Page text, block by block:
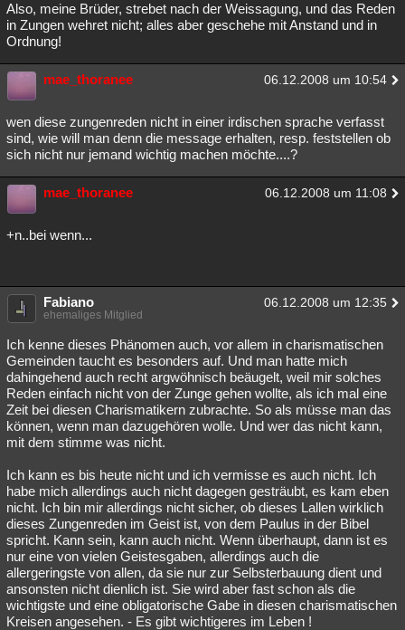
Also, meine Brüder, strebet nach der Weissagung, und das Reden
in Zungen wehret nicht; alles aber geschehe mit Anstand und in
Ordnung!
mae_thoranee 06.12.2008 um 10:54
wen diese zungenreden nicht in einer irdischen sprache verfasst
sind, wie will man denn die message erhalten, resp. feststellen ob
sich nicht nur jemand wichtig machen möchte....?
mae_thoranee 06.12.2008 um 11:08
+n..bei wenn...
Fabiano 06.12.2008 um 12:35
ehemaliges Mitglied
Ich kenne dieses Phänomen auch, vor allem in charismatischen
Gemeinden taucht es besonders auf. Und man hatte mich
dahingehend auch recht argwöhnisch beäugelt, weil mir solches
Reden einfach nicht von der Zunge gehen wollte, als ich mal eine
Zeit bei diesen Charismatikern zubrachte. So als müsse man das
können, wenn man dazugehören wolle. Und wer das nicht kann,
mit dem stimme was nicht.
Ich kann es bis heute nicht und ich vermisse es auch nicht. Ich
habe mich allerdings auch nicht dagegen gesträubt, es kam eben
nicht. Ich bin mir allerdings nicht sicher, ob dieses Lallen wirklich
dieses Zungenreden im Geist ist, von dem Paulus in der Bibel
spricht. Kann sein, kann auch nicht. Wenn überhaupt, dann ist es
nur eine von vielen Geistesgaben, allerdings auch die
allergeringste von allen, da sie nur zur Selbsterbauung dient und
ansonsten nicht dienlich ist. Sie wird aber fast schon als die
wichtigste und eine obligatorische Gabe in diesen charismatischen
Kreisen angesehen. - Es gibt wichtigeres im Leben !